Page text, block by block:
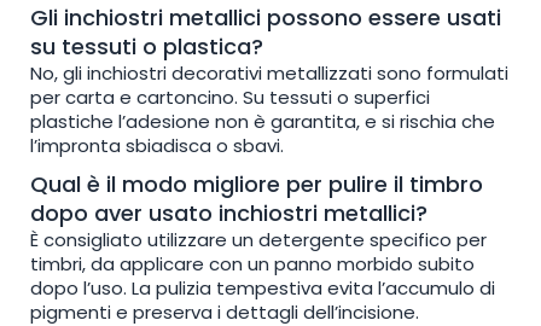
Gli inchiostri metallici possono essere usati
su tessuti o plastica?
No, gli inchiostri decorativi metallizzati sono formulati
per carta e cartoncino. Su tessuti o superfici
plastiche l’adesione non è garantita, e si rischia che
l’impronta sbiadisca o sbavi.
Qual è il modo migliore per pulire il timbro
dopo aver usato inchiostri metallici?
È consigliato utilizzare un detergente specifico per
timbri, da applicare con un panno morbido subito
dopo l’uso. La pulizia tempestiva evita l’accumulo di
pigmenti e preserva i dettagli dell’incisione.